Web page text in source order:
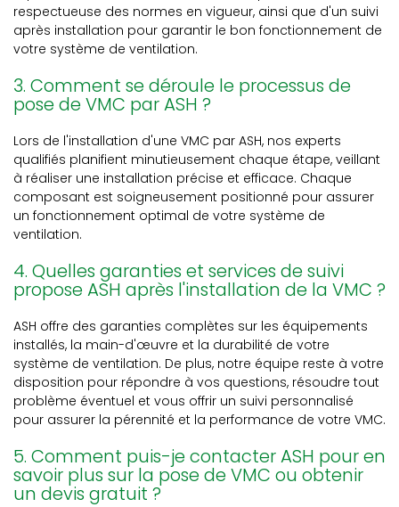
respectueuse des normes en vigueur, ainsi que d'un suivi
après installation pour garantir le bon fonctionnement de
votre système de ventilation.
3. Comment se déroule le processus de
pose de VMC par ASH ?
Lors de l'installation d'une VMC par ASH, nos experts
qualifiés planifient minutieusement chaque étape, veillant
à réaliser une installation précise et efficace. Chaque
composant est soigneusement positionné pour assurer
un fonctionnement optimal de votre système de
ventilation.
4. Quelles garanties et services de suivi
propose ASH après l'installation de la VMC ?
ASH offre des garanties complètes sur les équipements
installés, la main-d'œuvre et la durabilité de votre
système de ventilation. De plus, notre équipe reste à votre
disposition pour répondre à vos questions, résoudre tout
problème éventuel et vous offrir un suivi personnalisé
pour assurer la pérennité et la performance de votre VMC.
5. Comment puis-je contacter ASH pour en
savoir plus sur la pose de VMC ou obtenir
un devis gratuit ?